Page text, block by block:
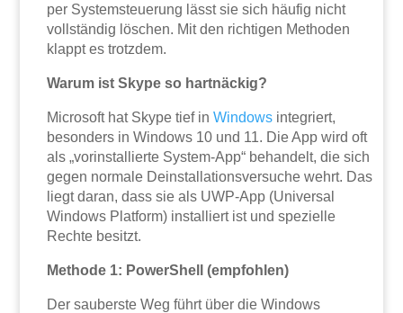
per Systemsteuerung lässt sie sich häufig nicht
vollständig löschen. Mit den richtigen Methoden
klappt es trotzdem.
Warum ist Skype so hartnäckig?
Microsoft hat Skype tief inWindows integriert,
besonders in Windows 10 und 11. Die App wird oft
als „vorinstallierte System-App“ behandelt, die sich
gegen normale Deinstallationsversuche wehrt. Das
liegt daran, dass sie als UWP-App (Universal
Windows Platform) installiert ist und spezielle
Rechte besitzt.
Methode 1: PowerShell (empfohlen)
Der sauberste Weg führt über die Windows